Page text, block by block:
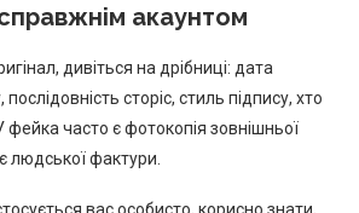
акаунтом
дивіться на дрібниці: дата
сторіс, стиль підпису, хто
фейка часто є фотокопія зовнішньої
людської фактури.
вас особисто, корисно знати,